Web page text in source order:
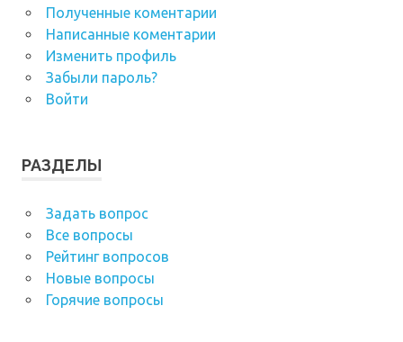
Полученные коментарии
Написанные коментарии
Изменить профиль
Забыли пароль?
Войти
РАЗДЕЛЫ
Задать вопрос
Все вопросы
Рейтинг вопросов
Новые вопросы
Горячие вопросы